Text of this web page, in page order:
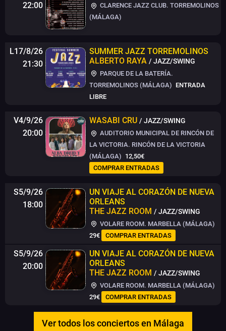
22:00
CLARENCE JAZZ CLUB. TORREMOLINOS
(MÁLAGA)
L17/8/26
21:30
SUMMER JAZZ TORREMOLINOS
ALBERTO RAYA / JAZZ/SWING
PARQUE DE LA BATERÍA.
TORREMOLINOS (MÁLAGA) ENTRADA
LIBRE
V4/9/26
20:00
WASABI CRU / JAZZ/SWING
AUDITORIO MUNICIPAL DE RINCÓN DE
LA VICTORIA. RINCÓN DE LA VICTORIA
(MÁLAGA) 12,50€
COMPRAR ENTRADAS
S5/9/26
18:00
UN VIAJE AL CORAZÓN DE NUEVA
ORLEANS
THE JAZZ ROOM / JAZZ/SWING
VOLARE ROOM. MARBELLA (MÁLAGA)
29€
COMPRAR ENTRADAS
S5/9/26
20:00
UN VIAJE AL CORAZÓN DE NUEVA
ORLEANS
THE JAZZ ROOM / JAZZ/SWING
VOLARE ROOM. MARBELLA (MÁLAGA)
29€
COMPRAR ENTRADAS
Ver todos los conciertos en Málaga